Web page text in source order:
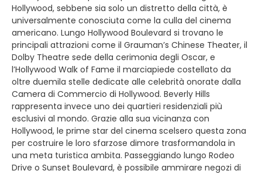
Hollywood, sebbene sia solo un distretto della città, è
universalmente conosciuta come la culla del cinema
americano. Lungo Hollywood Boulevard si trovano le
principali attrazioni come il Grauman’s Chinese Theater, il
Dolby Theatre sede della cerimonia degli Oscar, e
l’Hollywood Walk of Fame il marciapiede costellato da
oltre duemila stelle dedicate alle celebrità onorate dalla
Camera di Commercio di Hollywood. Beverly Hills
rappresenta invece uno dei quartieri residenziali più
esclusivi al mondo. Grazie alla sua vicinanza con
Hollywood, le prime star del cinema scelsero questa zona
per costruire le loro sfarzose dimore trasformandola in
una meta turistica ambita. Passeggiando lungo Rodeo
Drive o Sunset Boulevard, è possibile ammirare negozi di